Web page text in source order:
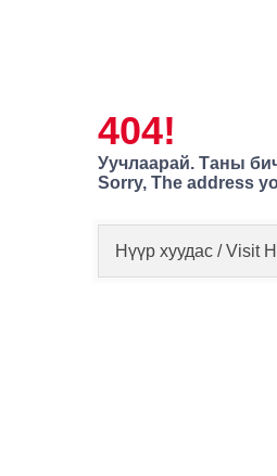
404!
Уучлаарай. Таны
Sorry, The address
Нүүр хуудас / Visit